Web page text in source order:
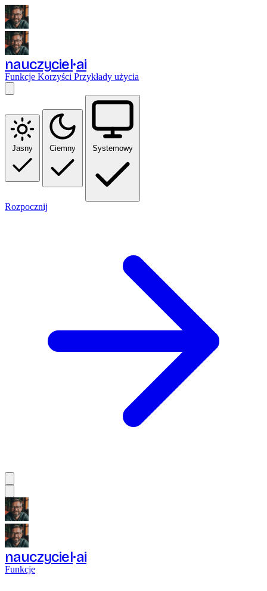
nauczyciel ai
Funkcje Korzyści Przykłady użycia
Jasny Ciemny Systemowy
Rozpocznij
nauczyciel ai
Funkcje